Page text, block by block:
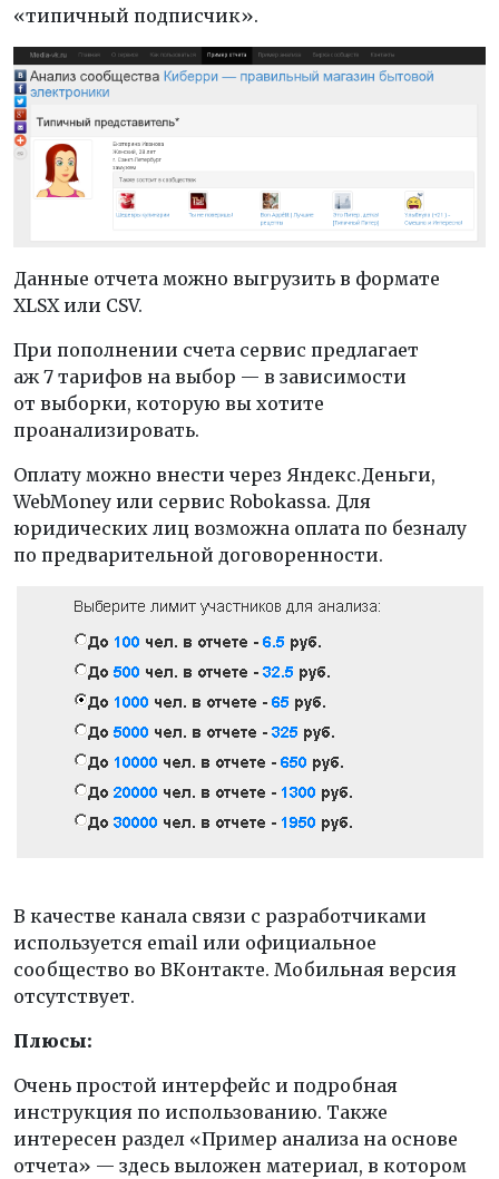
«типичный подписчик».
Данные отчета можно выгрузить в формате
XLSX или CSV.
При пополнении счета сервис предлагает
аж 7 тарифов на выбор — в зависимости
от выборки, которую вы хотите
проанализировать.
Оплату можно внести через Яндекс.Деньги,
WebMoney или сервис Robokassa. Для
юридических лиц возможна оплата по безналу
по предварительной договоренности.
В качестве канала связи с разработчиками
используется email или официальное
сообщество во ВКонтакте. Мобильная версия
отсутствует.
Плюсы:
Очень простой интерфейс и подробная
инструкция по использованию. Также
интересен раздел «Пример анализа на основе
отчета» — здесь выложен материал, в котором